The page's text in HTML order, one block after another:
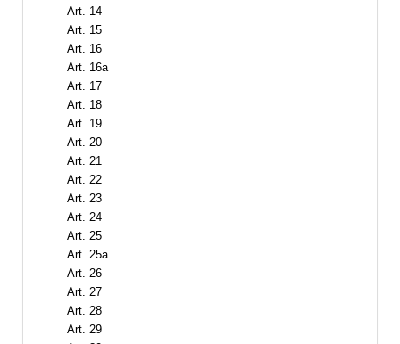
Art. 14
Art. 15
Art. 16
Art. 16a
Art. 17
Art. 18
Art. 19
Art. 20
Art. 21
Art. 22
Art. 23
Art. 24
Art. 25
Art. 25a
Art. 26
Art. 27
Art. 28
Art. 29